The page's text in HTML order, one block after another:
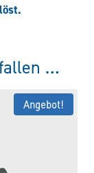
…
Angebot!